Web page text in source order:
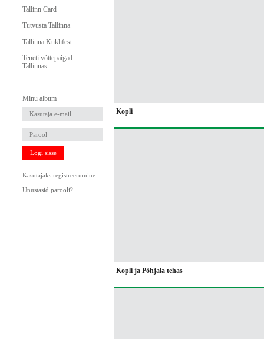
Tallinn Card
Tutvusta Tallinna
Tallinna Kuklifest
Teneti võttepaigad
Tallinnas
Minu album
Logi sisse
Kasutajaks registreerumine
Unustasid parooli?
Kopli
Kopli ja Põhjala tehas